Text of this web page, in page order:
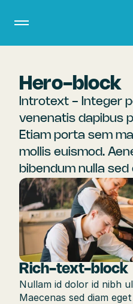
Hero-block
Introtext - Integer
venenatis dapibus
Etiam porta sem
mollis euismod.
bibendum nulla
Rich-text-block
Nullam id dolor id nibh
Maecenas sed diam